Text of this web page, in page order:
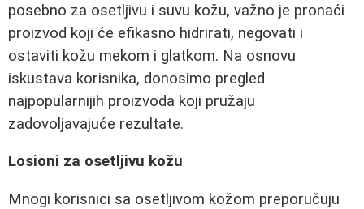
posebno za osetljivu i suvu kožu, važno je pronaći
proizvod koji će efikasno hidrirati, negovati i
ostaviti kožu mekom i glatkom. Na osnovu
iskustava korisnika, donosimo pregled
najpopularnijih proizvoda koji pružaju
zadovoljavajuće rezultate.
Losioni za osetljivu kožu
Mnogi korisnici sa osetljivom kožom preporučuju